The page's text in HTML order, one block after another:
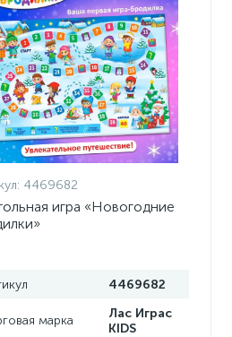
4469682
игра «Новогодние
4469682
марка
Лас Играс
KIDS